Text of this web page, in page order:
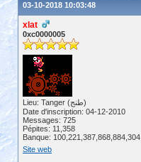
03-10-2018 10:03:48
xlat
0xc0000005
Lieu: Tanger (طنج)
Date d'inscription: 04-12-2010
Messages: 725
Pépites: 11,358
Banque: 100,221,387,868,884,304
Site web